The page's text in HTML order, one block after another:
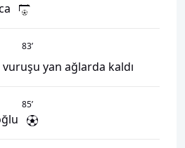
83’
yan ağlarda kaldı
85’